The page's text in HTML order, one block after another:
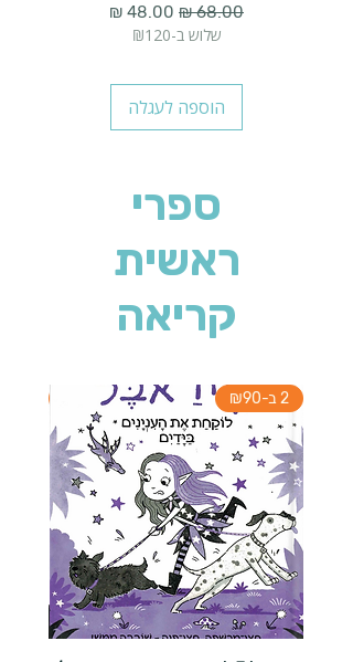
מחיר רגיל מחיר מבצע
שלוש ב-₪120
הוספה לעגלה
ספרי
ראשית
קריאה
2 ב-₪90